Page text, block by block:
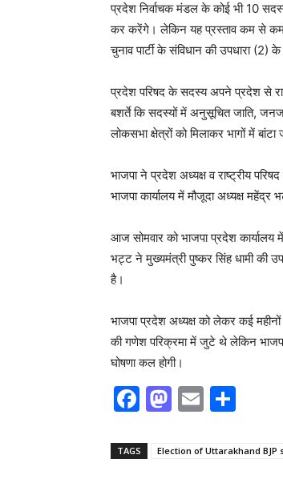
प्रदेश निर्वाचक मंडल के कोई भी 10
कर करेंगे। लेकिन यह प्रस्ताव कम से कम एक
चुनाव पार्टी के संविधान की उपधारा
प्रदेश परिषद के सदस्य अपने प्रदेश से
बशर्ते कि सदस्यों में अनुसूचित जाति,
लोकसभा क्षेत्रों को मिलाकर भागों में
भाजपा ने प्रदेश अध्यक्ष व राष्ट्रीय
भाजपा कार्यालय में मौजूदा अध्यक्ष
आज सोमवार को भाजपा प्रदेश कार्यालय
भट्ट ने मुख्यमंत्री पुष्कर सिंह धामी की
है।
भाजपा प्रदेश अध्यक्ष को लेकर कई
की गणेश परिक्रमा में जुटे थे लेकिन
घोषणा कल होगी।
F
c
M
st
E
ai ar
TAGS Election of Uttarakhand